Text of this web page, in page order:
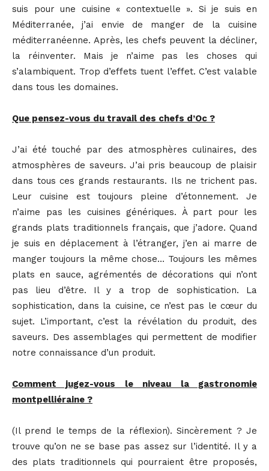
suis pour une cuisine « contextuelle ». Si je suis en
Méditerranée, j’ai envie de manger de la cuisine
méditerranéenne. Après, les chefs peuvent la décliner,
la réinventer. Mais je n’aime pas les choses qui
s’alambiquent. Trop d’effets tuent l’effet. C’est valable
dans tous les domaines.
Que pensez-vous du travail des chefs d’Oc ?
J’ai été touché par des atmosphères culinaires, des
atmosphères de saveurs. J’ai pris beaucoup de plaisir
dans tous ces grands restaurants. Ils ne trichent pas.
Leur cuisine est toujours pleine d’étonnement. Je
n’aime pas les cuisines génériques. À part pour les
grands plats traditionnels français, que j’adore. Quand
je suis en déplacement à l’étranger, j’en ai marre de
manger toujours la même chose… Toujours les mêmes
plats en sauce, agrémentés de décorations qui n’ont
pas lieu d’être. Il y a trop de sophistication. La
sophistication, dans la cuisine, ce n’est pas le cœur du
sujet. L’important, c’est la révélation du produit, des
saveurs. Des assemblages qui permettent de modifier
notre connaissance d’un produit.
Comment jugez-vous le niveau la gastronomie
montpelliéraine ?
(Il prend le temps de la réflexion). Sincèrement ? Je
trouve qu’on ne se base pas assez sur l’identité. Il y a
des plats traditionnels qui pourraient être proposés,